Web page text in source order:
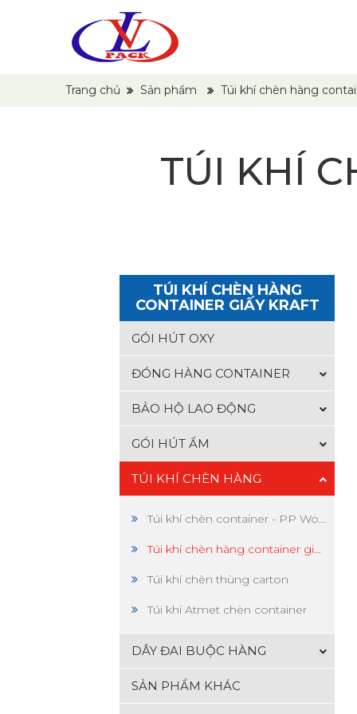
Trang chủ Sản phẩm Túi khí chèn hàng
TÚI KHÍ
TÚI KHÍ CHÈN HÀNG
CONTAINER GIẤY KRAFT
GÓI HÚT OXY
ĐÓNG HÀNG CONTAINER
BẢO HỘ LAO ĐỘNG
GÓI HÚT ẨM
TÚI KHÍ CHÈN HÀNG
Túi khí chèn container - PP Woven
Túi khí chèn hàng container giấy Kraft
Túi khí chèn thùng carton
Túi khí Atmet chèn container
DÂY ĐAI BUỘC HÀNG
SẢN PHẨM KHÁC